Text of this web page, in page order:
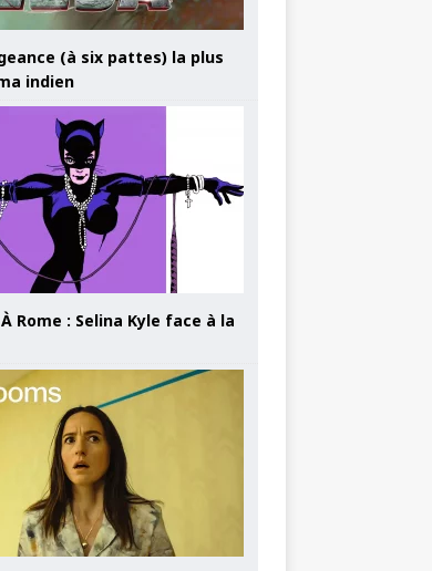
(à six pattes) la plus
indien
Rome : Selina Kyle face à la